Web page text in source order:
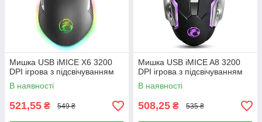
Мишка USB iMICE X6 3200
DPI ігрова з підсвічуванням
В наявності
521,55 ₴ 549 ₴
Мишка USB iMICE A8 3200
DPI ігрова з підсвічуванням
В наявності
508,25 ₴ 535 ₴